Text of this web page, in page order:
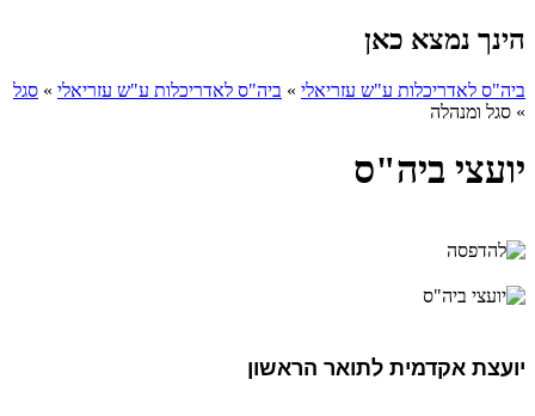
הינך נמצא כאן
ביה"ס לאדריכלות ע"ש עזריאלי » ביה"ס לאדריכלות ע"ש עזריאלי » סגל
» סגל ומנהלה
יועצי ביה"ס
יועצת אקדמית לתואר הראשון